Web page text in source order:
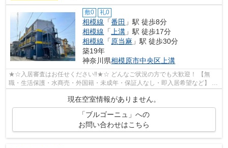
敷0 礼0
相模線 「番田 」駅 徒歩8分
相模線 「 上溝 」駅 徒歩17分
相模線 「原当麻 」駅 徒歩30分
築19年
神奈川県相模原市中央区 上溝
★☆入居審査はお任せください‼★☆ どんなご状況の方でも大歓迎！ 【無
職・生活保護・水商売・外国籍・未成年・保証人なし・即入居希望など】 ネ
ット非公開の物件からもお探し致します‼ ...
現在空室情報がありません。
「ブルゴーニュ」への
お問い合わせはこちら